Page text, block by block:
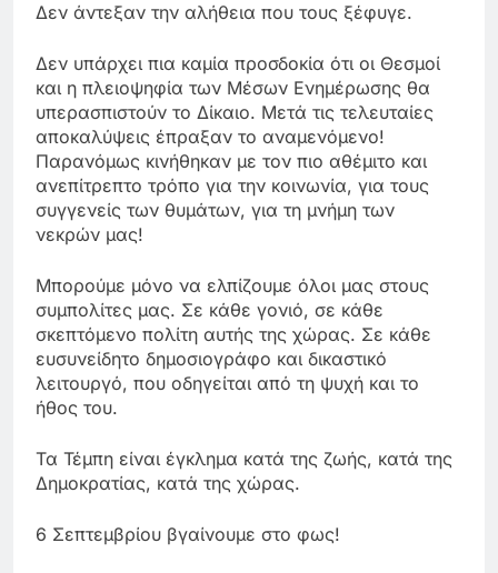
Δεν άντεξαν την αλήθεια που τους ξέφυγε.
Δεν υπάρχει πια καμία προσδοκία ότι οι Θεσμοί
και η πλειοψηφία των Μέσων Ενημέρωσης θα
υπερασπιστούν το Δίκαιο. Μετά τις τελευταίες
αποκαλύψεις έπραξαν το αναμενόμενο!
Παρανόμως κινήθηκαν με τον πιο αθέμιτο και
ανεπίτρεπτο τρόπο για την κοινωνία, για τους
συγγενείς των θυμάτων, για τη μνήμη των
νεκρών μας!
Μπορούμε μόνο να ελπίζουμε όλοι μας στους
συμπολίτες μας. Σε κάθε γονιό, σε κάθε
σκεπτόμενο πολίτη αυτής της χώρας. Σε κάθε
ευσυνείδητο δημοσιογράφο και δικαστικό
λειτουργό, που οδηγείται από τη ψυχή και το
ήθος του.
Τα Τέμπη είναι έγκλημα κατά της ζωής, κατά της
Δημοκρατίας, κατά της χώρας.
6 Σεπτεμβρίου βγαίνουμε στο φως!